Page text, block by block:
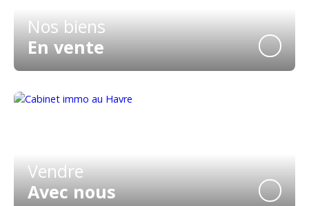
Nos biens
En vente
Vendre
Avec nous